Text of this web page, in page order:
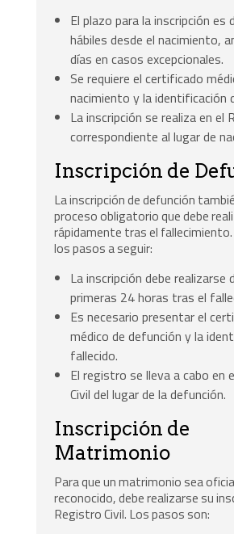
El plazo para la inscripción es
hábiles desde el nacimiento,
días en casos excepcionales.
Se requiere el certificado
nacimiento y la identificación
La inscripción se realiza en el
correspondiente al lugar de
Inscripción de
La inscripción de defunción
proceso obligatorio que debe
rápidamente tras el
los pasos a seguir:
La inscripción debe realizarse
primeras 24 horas tras el
Es necesario presentar el
médico de defunción y la
fallecido.
El registro se lleva a cabo en
Civil del lugar de la defunción.
Inscripción de
Matrimonio
Para que un matrimonio sea
reconocido, debe realizarse su
Registro Civil. Los pasos son: